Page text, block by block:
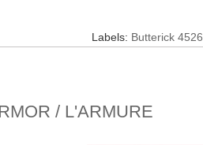
Labels: Butterick 4526
/ L'ARMURE